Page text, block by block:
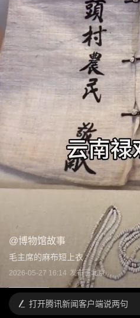
@博物馆故事
毛主席的麻布短上衣
2026-05-27 16:14 发布于北京
打开腾讯新闻客户端说两句